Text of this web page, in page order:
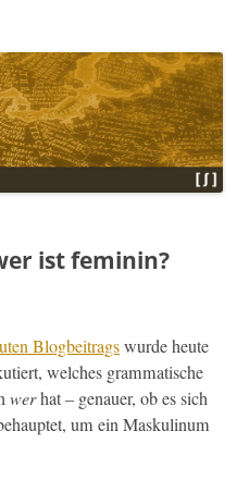
ist feminin?
Blog­beitragswurde heute
welch­es gram­ma­tis­che
werhat – genauer, ob es sich
um ein Maskulinum